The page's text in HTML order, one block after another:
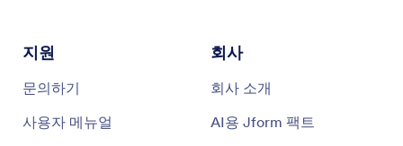
지원
문의하기
사용자 메뉴얼
회사
회사 소개
AI용 Jform 팩트